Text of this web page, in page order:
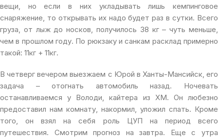
вещи, но если в них укладывать лишь кемпинговое
снаряжение, то открывать их надо будет раз в сутки. Всего
груза, от лыж до носков, получилось 38 кг – чуть меньше,
чем в прошлом году. По рюкзаку и санкам расклад примерно
такой: 11кг + 11кг.
В четверг вечером выезжаем с Юрой в Ханты-Мансийск, его
задача – отогнать автомобиль назад. Ночевать
останавливаемся у Володи, кайтера из ХМ. Он любезно
предоставил нам комнату, накормил, уложил спать. Кроме
того, он взял на себя роль ЦУП на период всего
путешествия. Смотрим прогноз на завтра. Еще с утра